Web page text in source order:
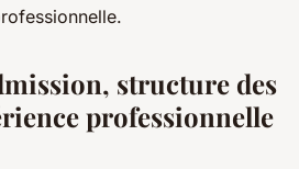
structure des
professionnelle